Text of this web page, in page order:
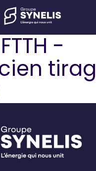
FTTH -